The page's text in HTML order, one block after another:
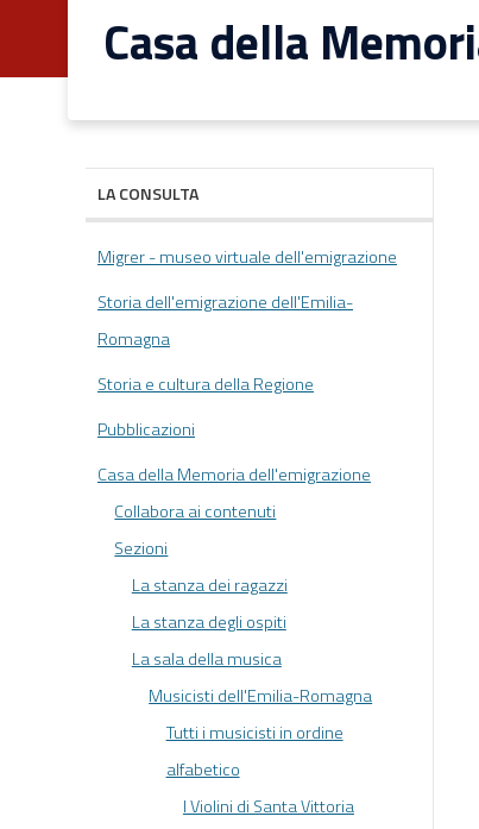
Casa della
LA CONSULTA
Migrer - museo virtuale dell'emigrazione
Storia dell'emigrazione dell'Emilia-
Romagna
Storia e cultura della Regione
Pubblicazioni
Casa della Memoria dell'emigrazione
Collabora ai contenuti
Sezioni
La stanza dei ragazzi
La stanza degli ospiti
La sala della musica
Musicisti dell'Emilia-Romagna
Tutti i musicisti in ordine
alfabetico
I Violini di Santa Vittoria